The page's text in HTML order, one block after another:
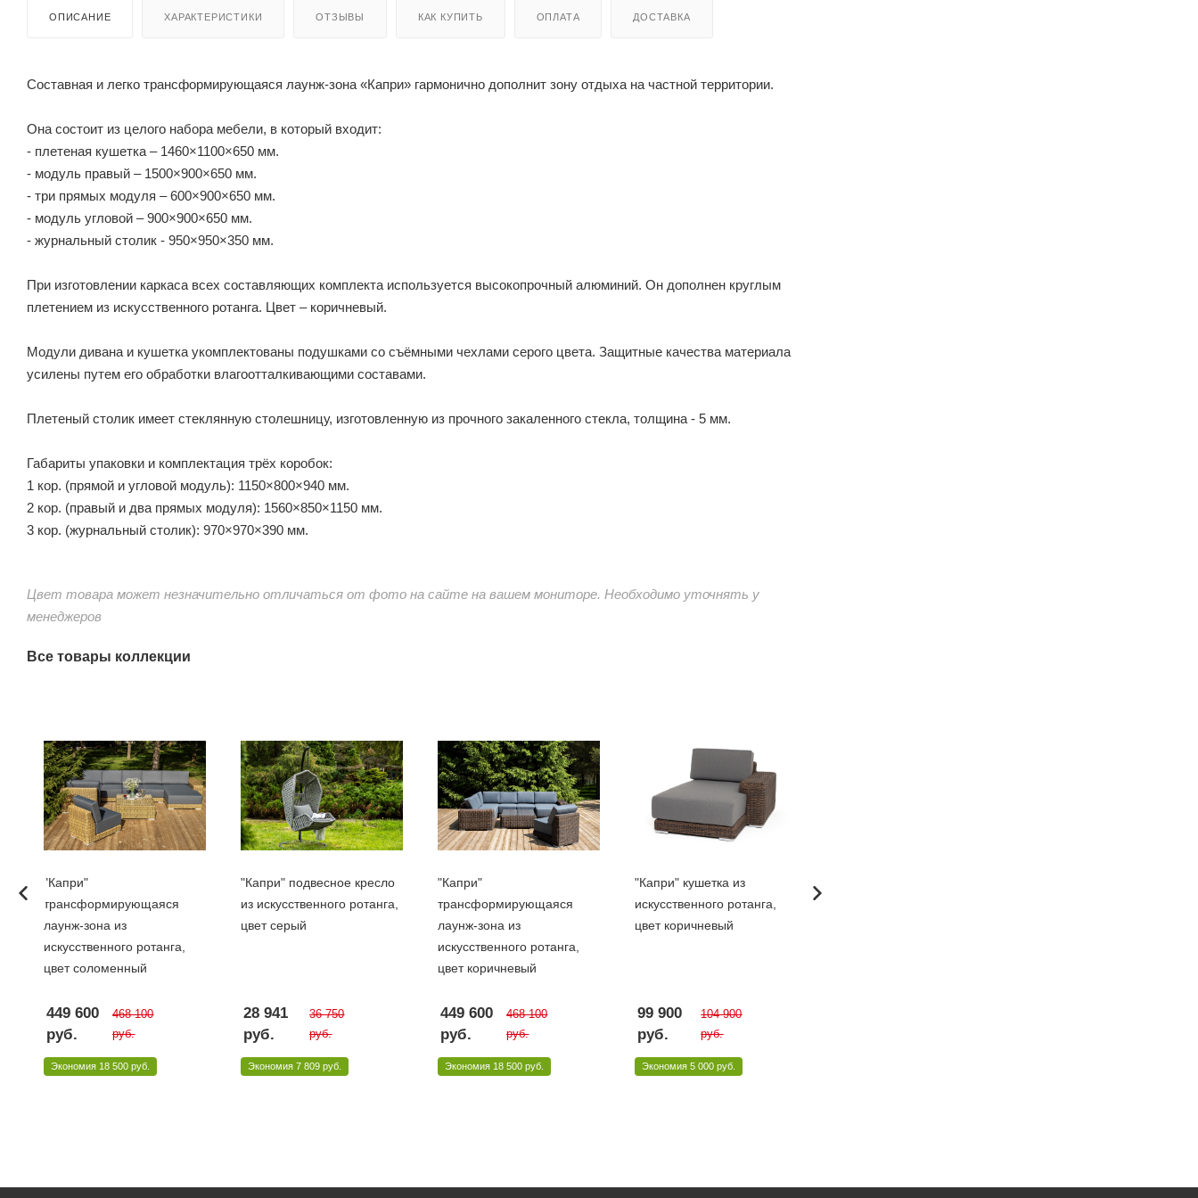
ОПИСАНИЕ ХАРАКТЕРИСТИКИ ОТЗЫВЫ КАК КУПИТЬ ОПЛАТА ДОСТАВКА
Составная и легко трансформирующаяся лаунж-зона «Капри» гармонично дополнит зону отдыха на частной территории.
Она состоит из целого набора мебели, в который входит:
- плетеная кушетка – 1460×1100×650 мм.
- модуль правый – 1500×900×650 мм.
- три прямых модуля – 600×900×650 мм.
- модуль угловой – 900×900×650 мм.
- журнальный столик - 950×950×350 мм.
При изготовлении каркаса всех составляющих комплекта используется высокопрочный алюминий. Он дополнен круглым
плетением из искусственного ротанга. Цвет – коричневый.
Модули дивана и кушетка укомплектованы подушками со съёмными чехлами серого цвета. Защитные качества материала
усилены путем его обработки влагоотталкивающими составами.
Плетеный столик имеет стеклянную столешницу, изготовленную из прочного закаленного стекла, толщина - 5 мм.
Габариты упаковки и комплектация трёх коробок:
1 кор. (прямой и угловой модуль): 1150×800×940 мм.
2 кор. (правый и два прямых модуля): 1560×850×1150 мм.
3 кор. (журнальный столик): 970×970×390 мм.
Цвет товара может незначительно отличаться от фото на сайте на вашем мониторе. Необходимо уточнять у
менеджеров
Все товары коллекции
"Капри"
трансформирующаяся
лаунж-зона из
искусственного ротанга,
цвет соломенный
449 600
руб.
468 100
руб.
Экономия 18 500 руб.
"Капри" подвесное кресло
из искусственного ротанга,
цвет серый
28 941
руб.
36 750
руб.
Экономия 7 809 руб.
"Капри"
трансформирующаяся
лаунж-зона из
искусственного ротанга,
цвет коричневый
449 600
руб.
468 100
руб.
Экономия 18 500 руб.
"Капри" кушетка из
искусственного ротанга,
цвет коричневый
99 900
руб.
104 900
руб.
Экономия 5 000 руб.